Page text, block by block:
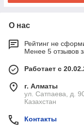
О нас
Рейтинг не
Менее 5 отзывов
Работает с
г. Алматы
ул. Сатпаева, д.
Казахстан
Контакты